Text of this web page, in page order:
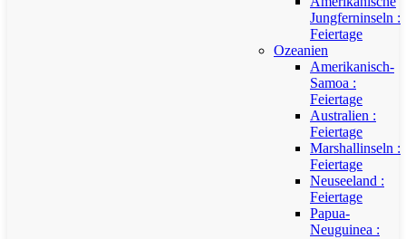
Jungferninseln :
Feiertage
Ozeanien
Amerikanisch-
Samoa :
Feiertage
Australien :
Feiertage
Marshallinseln :
Feiertage
Neuseeland :
Feiertage
Papua-
Neuguinea :